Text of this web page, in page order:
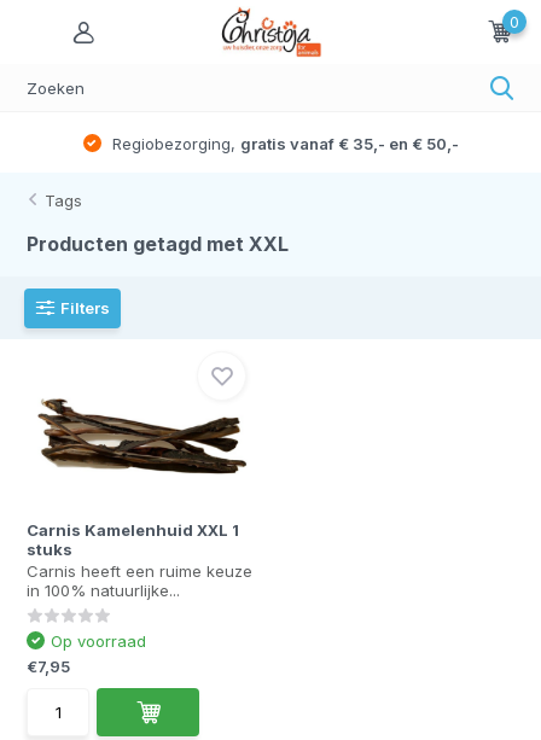
0
Regiobezorging, gratis vanaf € 35,- en € 50,-
Tags
Producten getagd met XXL
Filters
Carnis Kamelenhuid XXL 1
stuks
Carnis heeft een ruime keuze
in 100% natuurlijke...
Op voorraad
€7,95